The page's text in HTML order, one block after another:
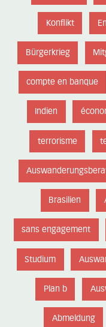
Konflikt
Bürgerkrieg
compte en banque
Indien
terrorisme
Brasilien
sans engagement
Studium
Plan b
Abmeldung